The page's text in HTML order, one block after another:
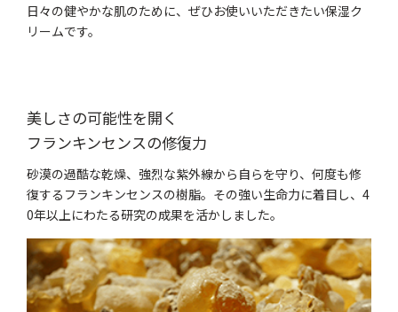
日々の健やかな肌のために、ぜひお使いいただきたい保湿ク
リームです。
美しさの可能性を開く
フランキンセンスの修復力
砂漠の過酷な乾燥、強烈な紫外線から自らを守り、何度も修
復するフランキンセンスの樹脂。その強い生命力に着目し、4
0年以上にわたる研究の成果を活かしました。